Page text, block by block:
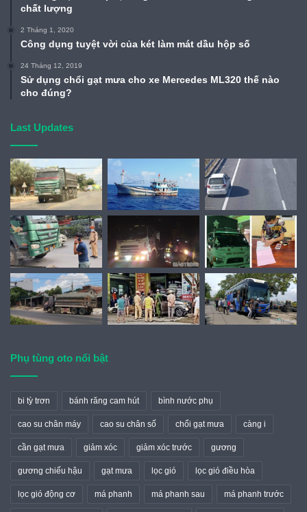
chất lượng
2 Tháng 1, 2020
Công dụng tuyệt vời của két làm mát dầu hộp số
24 Tháng 12, 2019
Sử dụng chổi gạt mưa cho xe Mercedes ML320 thế nào
cho đúng?
Last Updates
Phụ tùng oto nổi bật
bi tỳ trơn bánh răng cam hút bình nước phụ
cao su chân máy cao su chân số chổi gạt mưa càng i
cần gạt mưa giảm xóc giảm xóc trước gương
gương chiếu hậu gạt mưa lọc gió lọc gió điều hòa
lọc gió động cơ má phanh má phanh sau má phanh trước